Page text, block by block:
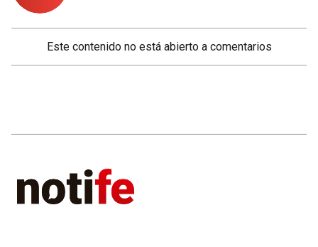
Este contenido no está abierto a comentarios